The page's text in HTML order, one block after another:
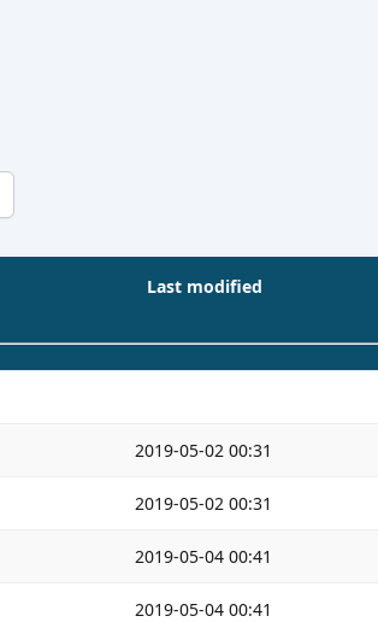
Last modified
2019-05-02 00:31
2019-05-02 00:31
2019-05-04 00:41
2019-05-04 00:41